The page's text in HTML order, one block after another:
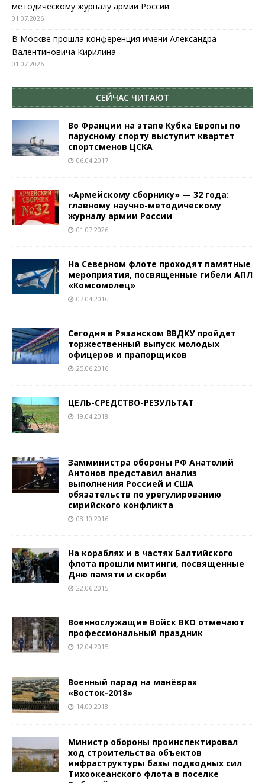
методическому журналу армии России
01.07.2026
В Москве прошла конференция имени Александра
Валентиновича Кирилина
01.07.2026
СЕЙЧАС ЧИТАЮТ
Во Франции на этапе Кубка Европы по
парусному спорту выступит квартет
спортсменов ЦСКА
06.04.2017
«Армейскому сборнику» — 32 года:
главному научно-методическому
журналу армии России
01.07.2026
На Северном флоте проходят памятные
мероприятия, посвященные гибели АПЛ
«Комсомолец»
07.04.2016
Сегодня в Рязанском ВВДКУ пройдет
торжественный выпуск молодых
офицеров и прапорщиков
25.06.2016
ЦЕЛЬ-СРЕДСТВО-РЕЗУЛЬТАТ
19.04.2018
Замминистра обороны РФ Анатолий
Антонов представил анализ
выполнения Россией и США
обязательств по урегулированию
сирийского конфликта
08.10.2016
На кораблях и в частях Балтийского
флота прошли митинги, посвященные
Дню памяти и скорби
22.06.2015
Военнослужащие Войск ВКО отмечают
профессиональный праздник
12.04.2015
Военный парад на манёврах
«Восток-2018»
14.09.2018
Министр обороны проинспектировал
ход строительства объектов
инфраструктуры базы подводных сил
Тихоокеанского флота в поселке